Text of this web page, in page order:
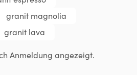
granit magnolia
granit lava
Anmeldung angezeigt.